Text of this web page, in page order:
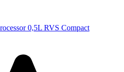
0,5L RVS Compact